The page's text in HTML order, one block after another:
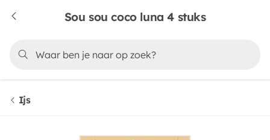
Sou sou coco luna 4 stuks
Ijs